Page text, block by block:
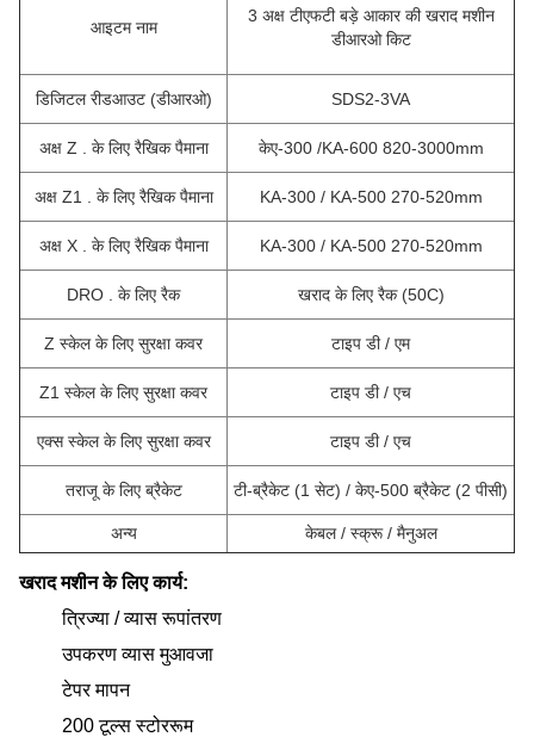
आइटम नाम
3 अक्ष टीएफटी बड़े आकार की खराद मशीन
डीआरओ किट
डिजिटल रीडआउट (डीआरओ) SDS2-3VA
अक्ष Z . के लिए रैखिक पैमाना केए-300 /KA-600 820-3000mm
अक्ष Z1 . के लिए रैखिक पैमाना KA-300 / KA-500 270-520mm
अक्ष X . के लिए रैखिक पैमाना KA-300 / KA-500 270-520mm
DRO . के लिए रैक खराद के लिए रैक (50C)
Z स्केल के लिए सुरक्षा कवर टाइप डी / एम
Z1 स्केल के लिए सुरक्षा कवर टाइप डी / एच
एक्स स्केल के लिए सुरक्षा कवर टाइप डी / एच
तराजू के लिए ब्रैकेट टी-ब्रैकेट (1 सेट) / केए-500 ब्रैकेट (2 पीसी)
अन्य केबल / स्क्रू / मैनुअल
खराद मशीन के लिए कार्य:
त्रिज्या / व्यास रूपांतरण
उपकरण व्यास मुआवजा
टेपर मापन
200 टूल्स स्टोररूम